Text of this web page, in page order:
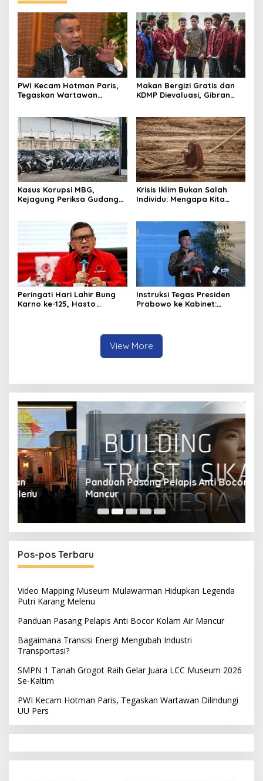
PWI Kecam Hotman Paris,
Tegaskan Wartawan
Makan Bergizi Gratis dan
KDMP Dievaluasi, Gibran
Kasus Korupsi MBG,
Kejagung Periksa Gudang
Krisis Iklim Bukan Salah
Individu: Mengapa Kita
Pribadi”?
Peringati Hari Lahir Bung
Karno ke-125, Hasto
Instruksi Tegas Presiden
Prabowo ke Kabinet:
View More
Panduan Pasang Pelapis Anti Bocor Kolam Air
Mancur
Pos-pos Terbaru
Video Mapping Museum Mulawarman Hidupkan Legenda
Putri Karang Melenu
Panduan Pasang Pelapis Anti Bocor Kolam Air Mancur
Bagaimana Transisi Energi Mengubah Industri
Transportasi?
SMPN 1 Tanah Grogot Raih Gelar Juara LCC Museum 2026
Se-Kaltim
PWI Kecam Hotman Paris, Tegaskan Wartawan Dilindungi
UU Pers